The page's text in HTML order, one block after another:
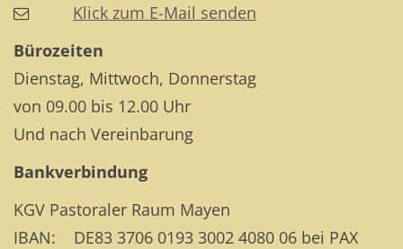
Klick zum E-Mail senden
Bürozeiten
Dienstag, Mittwoch, Donnerstag
von 09.00 bis 12.00 Uhr
Und nach Vereinbarung
Bankverbindung
KGV Pastoraler Raum Mayen
IBAN: DE83 3706 0193 3002 4080 06 bei PAX